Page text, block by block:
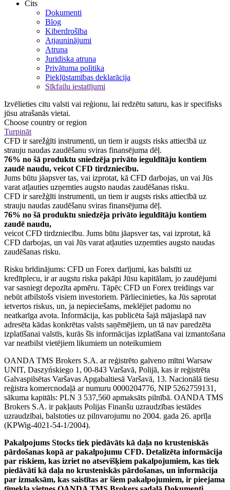
Cits
Dokumenti
Blog
Kiberdrošība
Atjauninājumi
Atruna
Juridiska atruna
Privātuma politika
Piekļūstamības deklarācija
Sīkfailu iestatījumi
Izvēlieties citu valsti vai reģionu, lai redzētu saturu, kas ir specifisks
jūsu atrašanās vietai.
Choose country or region
Turpināt
CFD ir sarežģīti instrumenti, un tiem ir augsts risks attiecībā uz
strauju naudas zaudēšanu sviras finansējuma dēļ.
76% no šā produktu sniedzēja privāto ieguldītāju kontiem
zaudē naudu, veicot CFD tirdzniecību.
Jums būtu jāapsver tas, vai izprotat, kā CFD darbojas, un vai Jūs
varat atļauties uzņemties augsto naudas zaudēšanas risku.
CFD ir sarežģīti instrumenti, un tiem ir augsts risks attiecībā uz
strauju naudas zaudēšanu sviras finansējuma dēļ.
76% no šā produktu sniedzēja privāto ieguldītāju kontiem
zaudē naudu,
veicot CFD tirdzniecību. Jums būtu jāapsver tas, vai izprotat, kā
CFD darbojas, un vai Jūs varat atļauties uzņemties augsto naudas
zaudēšanas risku.
Risku brīdinājums: CFD un Forex darījumi, kas balstīti uz
kredītplecu, ir ar augstu riska pakāpi Jūsu kapitālam, jo zaudējumi
var sasniegt depozīta apmēru. Tāpēc CFD un Forex treidings var
nebūt atbilstošs visiem investoriem. Pārliecinieties, ka Jūs saprotat
ietvertos riskus, un, ja nepieciešams, meklējiet padomu no
neatkarīga avota. Informācija, kas publicēta šajā mājaslapā nav
adresēta kādas konkrētas valsts saņēmējiem, un tā nav paredzēta
izplatīšanai valstīs, kurās šīs informācijas izplatīšana vai izmantošana
var neatbilst vietējiem likumiem un noteikumiem
OANDA TMS Brokers S.A. ar reģistrēto galveno mītni Warsaw
UNIT, Daszyńskiego 1, 00-843 Varšavā, Polijā, kas ir reģistrēta
Galvaspilsētas Varšavas Apgabaltiesā Varšavā, 13. Nacionālā tiesu
reģistra komercnodaļā ar numuru 0000204776, NIP 5262759131,
sākuma kapitāls: PLN 3 537,560 apmaksāts pilnībā. OANDA TMS
Brokers S.A. ir pakļauts Polijas Finanšu uzraudzības iestādes
uzraudzībai, balstoties uz pilnvarojumu no 2004. gada 26. aprīļa
(KPWig-4021-54-1/2004).
Pakalpojums Stocks tiek piedāvāts kā daļa no krusteniskās
pārdošanas kopā ar pakalpojumu CFD. Detalizēta informācija
par riskiem, kas izriet no atsevišķiem pakalpojumiem, kas tiek
piedāvāti kā daļa no krusteniskās pārdošanas, un informācija
par izmaksām, kas saistītas ar šiem pakalpojumiem, ir pieejama